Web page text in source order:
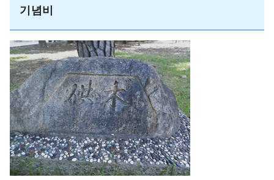
기념비